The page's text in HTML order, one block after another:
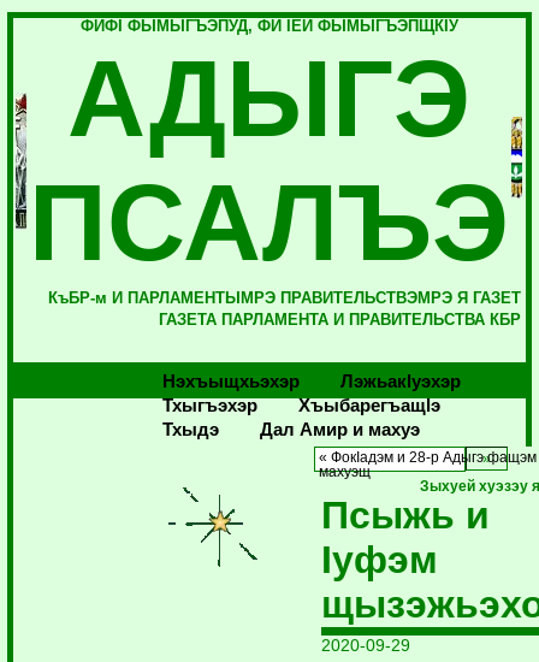
ФИФI ФЫМЫГЪЭПУД, ФИ IЕЙ ФЫМЫГЪЭПЩКIУ
АДЫГЭ
ПСАЛЪЭ
КъБР-м И ПАРЛАМЕНТЫМРЭ ПРАВИТЕЛЬСТВЭМРЭ Я ГАЗЕТ
ГАЗЕТА ПАРЛАМЕНТА И ПРАВИТЕЛЬСТВА КБР
Нэхъыщхьэхэр
Лэжьакlуэхэр
Тхыгъэхэр
Хъыбарегъащlэ
Тхыдэ
Дал Амир и махуэ
« ФокIадэм и 28-р Адыгэ фащэм
махуэщ
Зыхуей хуэзэу
Псыжь и
Iуфэм
2020-09-29